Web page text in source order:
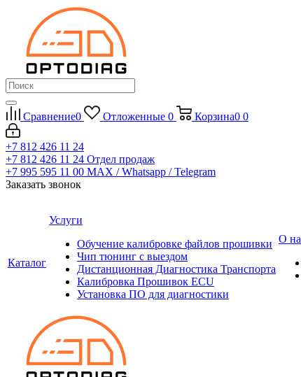
Сравнение0 Отложенные 0 Корзина0 0
+7 812 426 11 24
+7 812 426 11 24 Отдел продаж
+7 995 595 11 00 MAX / Whatsapp / Telegram
Заказать звонок
Каталог
Услуги
Обучение калибровке файлов прошивки
Чип тюнинг с выездом
Дистанционная Диагностика Транспорта
Калибровка Прошивок ECU
Установка ПО для диагностики
О